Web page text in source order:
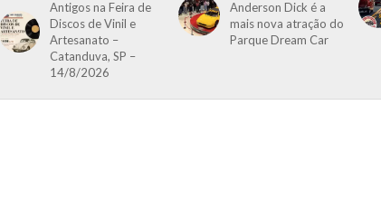
Antigos na Feira de
Discos de Vinil e
Artesanato –
Catanduva, SP –
14/8/2026
Anderson Dick é a
mais nova atração do
Parque Dream Car